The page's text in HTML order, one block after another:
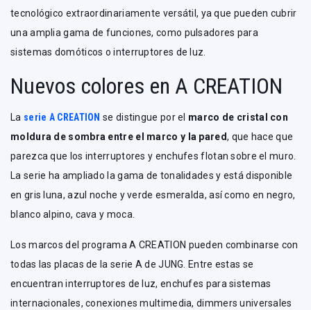
tecnológico extraordinariamente versátil, ya que pueden cubrir
una amplia gama de funciones, como pulsadores para
sistemas domóticos o interruptores de luz.
Nuevos colores en A CREATION
La serie A CREATION se distingue por el marco de cristal con
moldura de sombra entre el marco y la pared, que hace que
parezca que los interruptores y enchufes flotan sobre el muro.
La serie ha ampliado la gama de tonalidades y está disponible
en gris luna, azul noche y verde esmeralda, así como en negro,
blanco alpino, cava y moca.
Los marcos del programa A CREATION pueden combinarse con
todas las placas de la serie A de JUNG. Entre estas se
encuentran interruptores de luz, enchufes para sistemas
internacionales, conexiones multimedia, dimmers universales